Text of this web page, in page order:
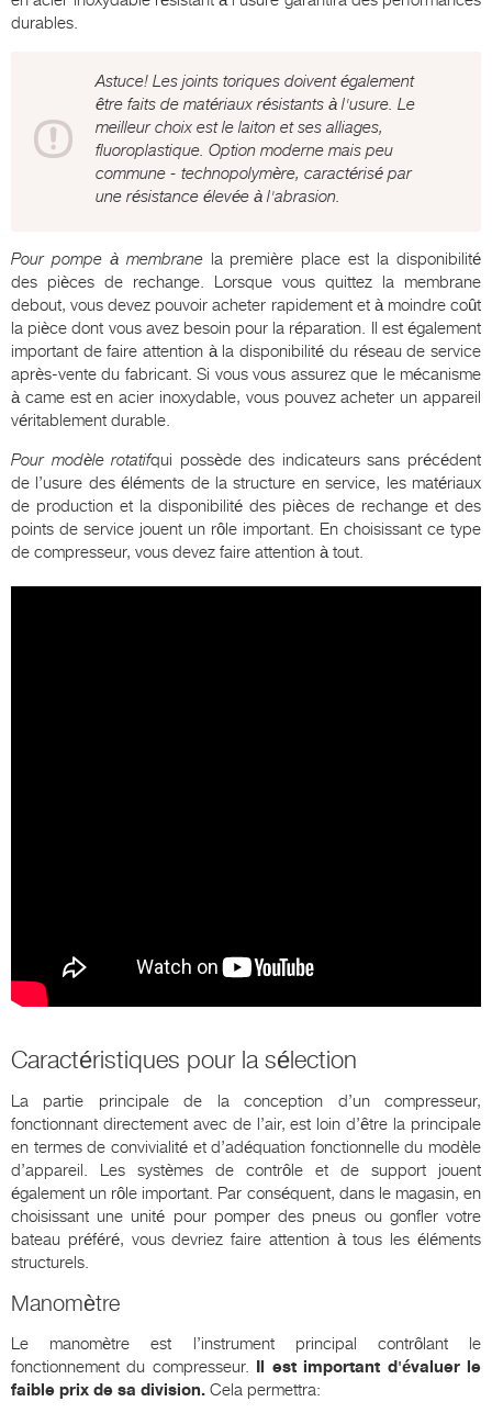
durables.
Astuce! Les joints toriques doivent également
être faits de matériaux résistants à l'usure. Le
meilleur choix est le laiton et ses alliages,
fluoroplastique. Option moderne mais peu
commune - technopolymère, caractérisé par
une résistance élevée à l'abrasion.
Pour pompe à membranela première place est la disponibilité
des pièces de rechange. Lorsque vous quittez la membrane
debout, vous devez pouvoir acheter rapidement et à moindre coût
la pièce dont vous avez besoin pour la réparation. Il est également
important de faire attention à la disponibilité du réseau de service
après-vente du fabricant. Si vous vous assurez que le mécanisme
à came est en acier inoxydable, vous pouvez acheter un appareil
véritablement durable.
Pour modèle rotatifqui possède des indicateurs sans précédent
de l’usure des éléments de la structure en service, les matériaux
de production et la disponibilité des pièces de rechange et des
points de service jouent un rôle important. En choisissant ce type
de compresseur, vous devez faire attention à tout.
Caractéristiques pour la sélection
La partie principale de la conception d’un compresseur,
fonctionnant directement avec de l’air, est loin d’être la principale
en termes de convivialité et d’adéquation fonctionnelle du modèle
d’appareil. Les systèmes de contrôle et de support jouent
également un rôle important. Par conséquent, dans le magasin, en
choisissant une unité pour pomper des pneus ou gonfler votre
bateau préféré, vous devriez faire attention à tous les éléments
structurels.
Manomètre
Le manomètre est l’instrument principal contrôlant le
fonctionnement du compresseur. Il est important d'évaluer le
faible prix de sa division. Cela permettra: